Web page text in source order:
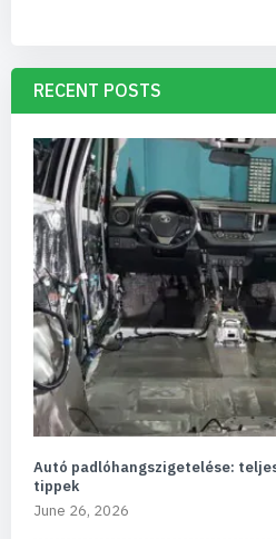
RECENT POSTS
Autó padlóhangszigetelése:
tippek
June 26, 2026